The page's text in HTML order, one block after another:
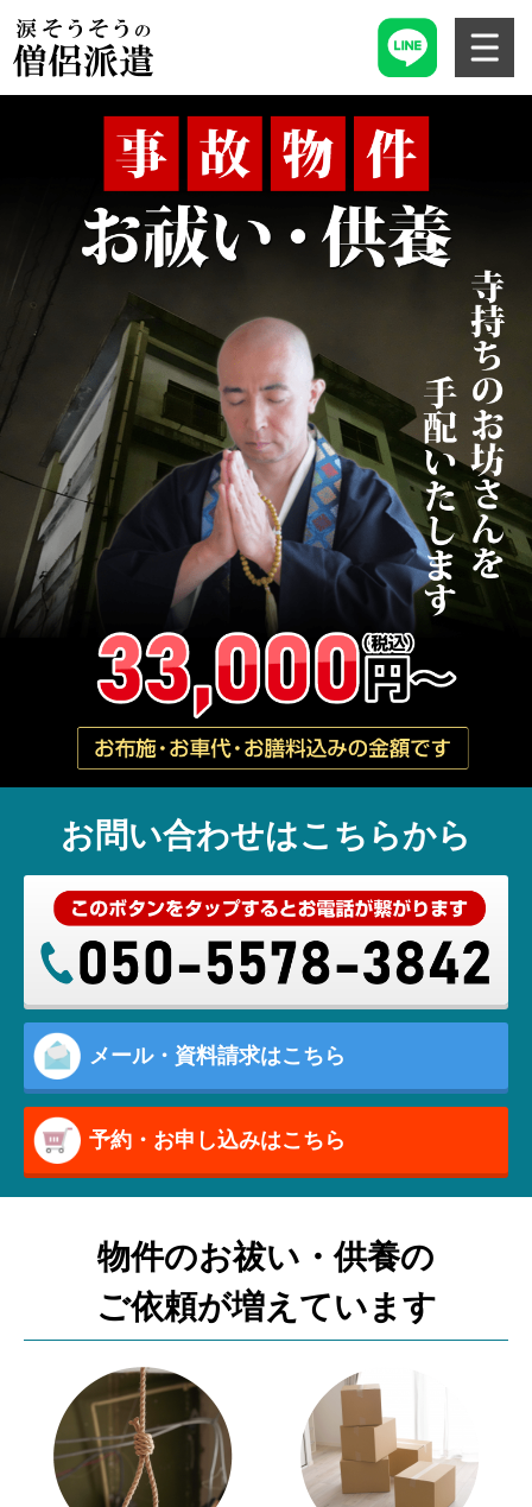
お問い合わせはこちらから
メール・資料請求はこちら
予約・お申し込みはこちら
物件のお祓い・供養の
ご依頼が増えています